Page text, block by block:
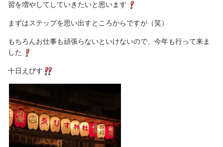
習を増やしてしていきたいと思います
まずはステップを思い出すところからですが（笑）
もちろんお仕事も頑張らないといけないので、今年も行って来ま
した
十日えびす